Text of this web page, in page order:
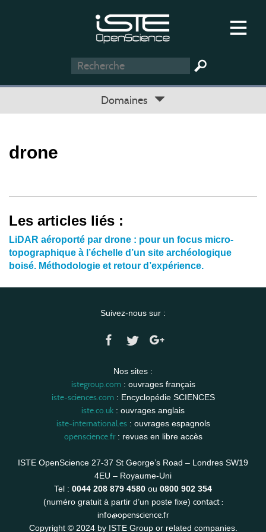
Domaines
drone
Les articles liés :
LiDAR aéroporté par drone : pour un focus micro-
topographique à l’échelle d’un site archéologique
boisé. Méthodologie et retour d’expérience.
Suivez-nous sur :
Nos sites :
istegroup.com: ouvrages français
iste-sciences.com: Encyclopédie SCIENCES
iste.co.uk : ouvrages anglais
iste-international.es: ouvrages espagnols
openscience.fr: revues en libre accès
ISTE OpenScience 27-37 St George’s Road – Londres SW19
4EU – Royaume-Uni
Tel : 0044 208 879 4580 ou 0800 902 354
(numéro gratuit à partir d’un poste fixe) contact :
info@openscience.fr
Copyright © 2024 by ISTE Group or related companies.